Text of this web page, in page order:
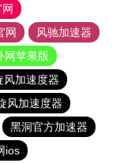
网
风驰加速器
网苹果版
风加速度器
风加速度器
黑洞官方加速器
ios